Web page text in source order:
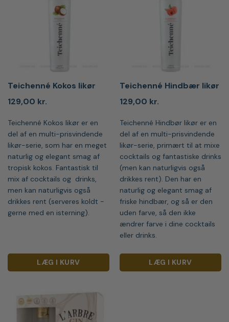
Teichenné Kokos likør
129,00 kr.
Teichenné Kokos likør er en
del af en multi-prisvindende
likør-serie, som har en meget
naturlig og elegant smag af
tropisk kokos. Fantastisk til
mix af cocktails og drinks,
men kan naturligvis også
drikkes rent (serveres koldt -
gerne med en isterning).
LÆG I KURV
Teichenné Hindbær likør
129,00 kr.
Teichenné Hindbør likør er en
del af en multi-prisvindende
likør-serie, primært til at mixe
cocktails og fantastiske drinks
(men kan naturligvis også
drikkes rent). Den har en
naturlig og elegant smag af
friske hindbær, og så er den
uden farve, så den ikke
ændrer farve i dine cocktails
eller drinks.
LÆG I KURV